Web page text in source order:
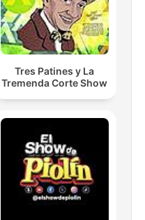
Tres Patines y La
Tremenda Corte Show